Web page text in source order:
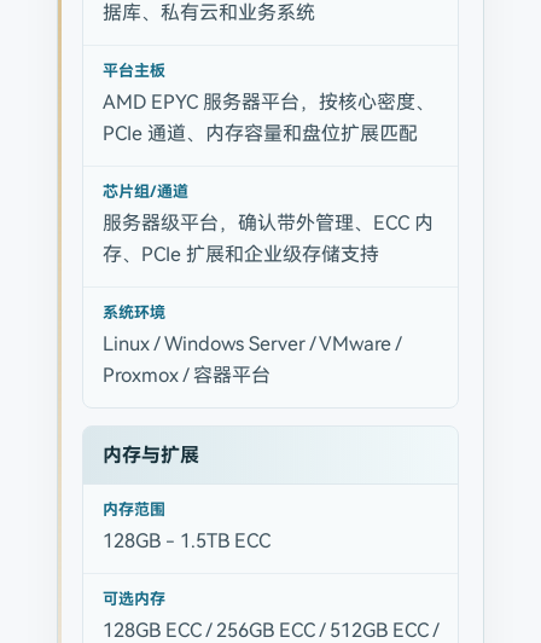
据库、私有云和业务系统
平台主板
AMD EPYC 服务器平台，按核心密度、
PCIe 通道、内存容量和盘位扩展匹配
芯片组/通道
服务器级平台，确认带外管理、ECC 内
存、PCIe 扩展和企业级存储支持
系统环境
Linux / Windows Server / VMware /
Proxmox / 容器平台
内存与扩展
内存范围
128GB - 1.5TB ECC
可选内存
128GB ECC / 256GB ECC / 512GB ECC /